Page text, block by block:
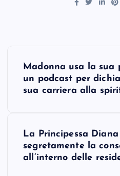
Madonna usa la
un podcast per
sua carriera alla
La Principessa Diana
segretamente la
all’interno delle